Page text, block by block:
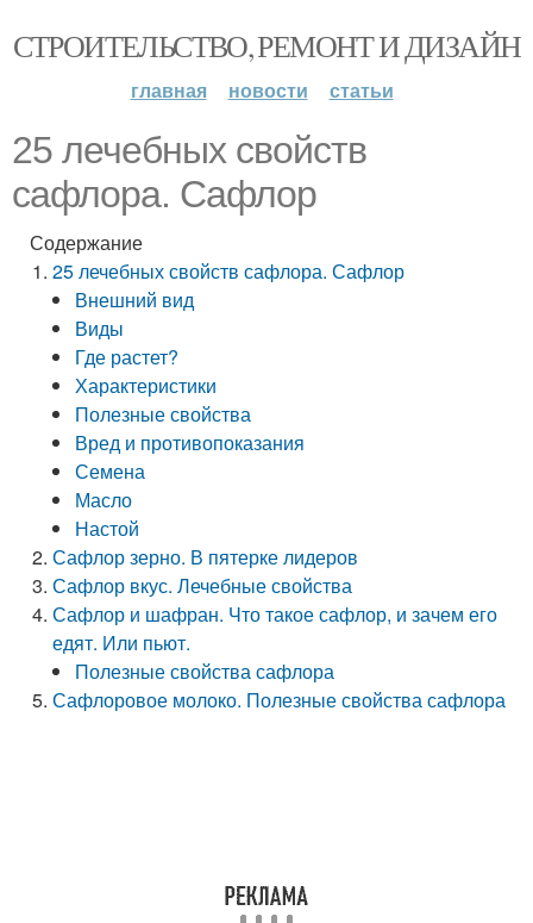
СТРОИТЕЛЬСТВО, РЕМОНТ И ДИЗАЙН
главная новости статьи
25 лечебных свойств
сафлора. Сафлор
Содержание
25 лечебных свойств сафлора. Сафлор
Внешний вид
Виды
Где растет?
Характеристики
Полезные свойства
Вред и противопоказания
Семена
Масло
Настой
Сафлор зерно. В пятерке лидеров
Сафлор вкус. Лечебные свойства
Сафлор и шафран. Что такое сафлор, и зачем его
едят. Или пьют.
Полезные свойства сафлора
Сафлоровое молоко. Полезные свойства сафлора